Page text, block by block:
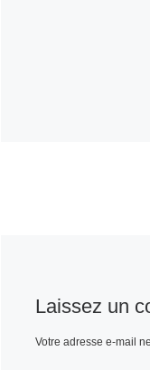
Laissez un
Votre adresse e-mail